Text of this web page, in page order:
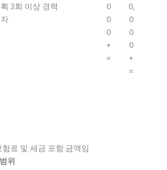
3회 이상 경력
자
0
0
0
+
∝
0,
0
0
0
+
∝
료 및 세금 포함 금액임
위